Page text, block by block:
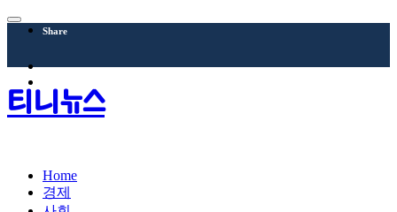
Share
티니뉴스
Home
경제